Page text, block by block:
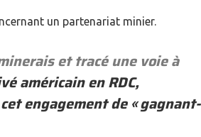
un partenariat minier.
et tracé une voie à
américain en RDC,
engagement de «gagnant-